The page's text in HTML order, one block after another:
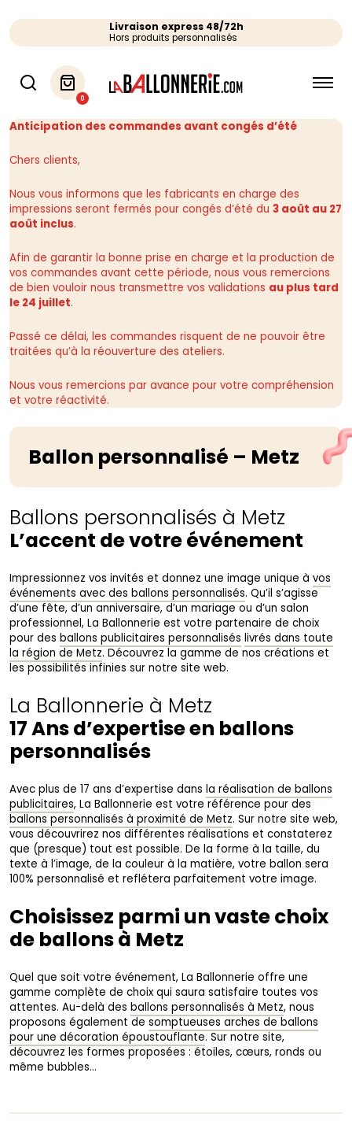
Livraison express 48/72h
Hors produits personnalisés
0
Anticipation des commandes avant congés d’été
Chers clients,
Nous vous informons que les fabricants en charge des
impressions seront fermés pour congés d’été du 3 août au 27
août inclus.
Afin de garantir la bonne prise en charge et la production de
vos commandes avant cette période, nous vous remercions
de bien vouloir nous transmettre vos validations au plus tard
le 24 juillet.
Passé ce délai, les commandes risquent de ne pouvoir être
traitées qu’à la réouverture des ateliers.
Nous vous remercions par avance pour votre compréhension
et votre réactivité.
Ballon personnalisé – Metz
Ballons personnalisés à Metz
L’accent de votre événement
Impressionnez vos invités et donnez une image unique à vos
événements avec des ballons personnalisés. Qu’il s’agisse
d’une fête, d’un anniversaire, d’un mariage ou d’un salon
professionnel, La Ballonnerie est votre partenaire de choix
pour des ballons publicitaires personnalisés livrés dans toute
la région de Metz. Découvrez la gamme de nos créations et
les possibilités infinies sur notre site web.
La Ballonnerie à Metz
17 Ans d’expertise en ballons
personnalisés
Avec plus de 17 ans d’expertise dans la réalisation de ballons
publicitaires, La Ballonnerie est votre référence pour des
ballons personnalisés à proximité de Metz. Sur notre site web,
vous découvrirez nos différentes réalisations et constaterez
que (presque) tout est possible. De la forme à la taille, du
texte à l’image, de la couleur à la matière, votre ballon sera
100% personnalisé et reflétera parfaitement votre image.
Choisissez parmi un vaste choix
de ballons à Metz
Quel que soit votre événement, La Ballonnerie offre une
gamme complète de choix qui saura satisfaire toutes vos
attentes. Au-delà des ballons personnalisés à Metz, nous
proposons également de somptueuses arches de ballons
pour une décoration époustouflante. Sur notre site,
découvrez les formes proposées : étoiles, cœurs, ronds ou
même bubbles…